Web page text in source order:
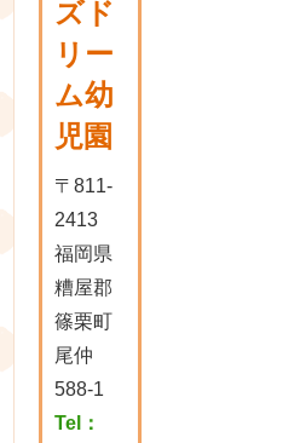
ズド
リー
ム幼
児園
〒811-
2413
福岡県
糟屋郡
篠栗町
尾仲
588-1
Tel：